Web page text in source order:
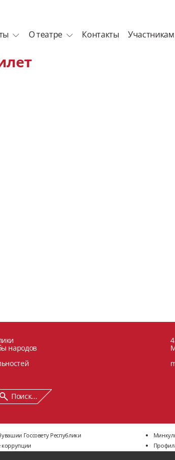
О театре Контакты
народов
Поиск...
Госсовету Республики
коррупции